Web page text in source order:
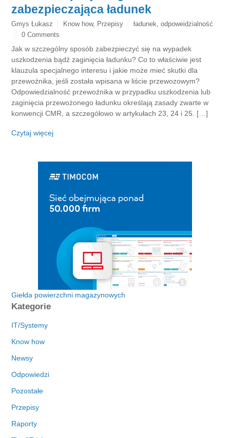
zabezpieczająca ładunek
Gmys Łukasz Know how, Przepisy ładunek odpoweidzialność
0 Comments
Jak w szczególny sposób zabezpieczyć się na wypadek
uszkodzenia bądź zaginięcia ładunku? Co to właściwie jest
klauzula specjalnego interesu i jakie może mieć skutki dla
przewoźnika, jeśli została wpisana w liście przewozowym?
Odpowiedzialność przewoźnika w przypadku uszkodzenia lub
zaginięcia przewożonego ładunku określają zasady zwarte w
konwencji CMR, a szczegółowo w artykułach 23, 24 i 25. […]
Czytaj więcej
Giełda powierzchni magazynowych
Kategorie
IT/Systemy
Know how
Newsy
Odpowiedzi
Pozostałe
Przepisy
Raporty